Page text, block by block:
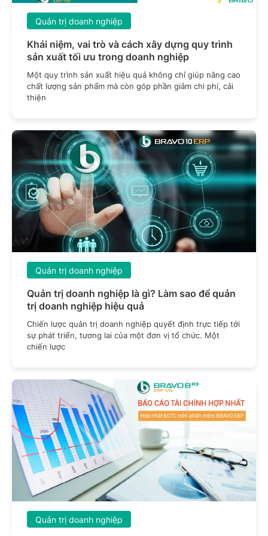
Khái niệm, vai trò và cách xây dựng quy trình
sản xuất tối ưu trong doanh nghiệp
Quản trị doanh nghiệp
Một quy trình sản xuất hiệu quả không chỉ giúp nâng cao
chất lượng sản phẩm mà còn góp phần giảm chi phí, cải
thiện
Quản trị doanh nghiệp là gì? Làm sao để quản
trị doanh nghiệp hiệu quả
Quản trị doanh nghiệp
Chiến lược quản trị doanh nghiệp quyết định trực tiếp tới
sự phát triển, tương lai của một đơn vị tổ chức. Một
chiến lược
Quản trị doanh nghiệp